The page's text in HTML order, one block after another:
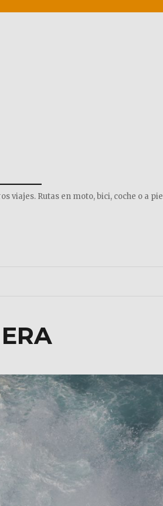
Rutas en moto, bici, coche o a